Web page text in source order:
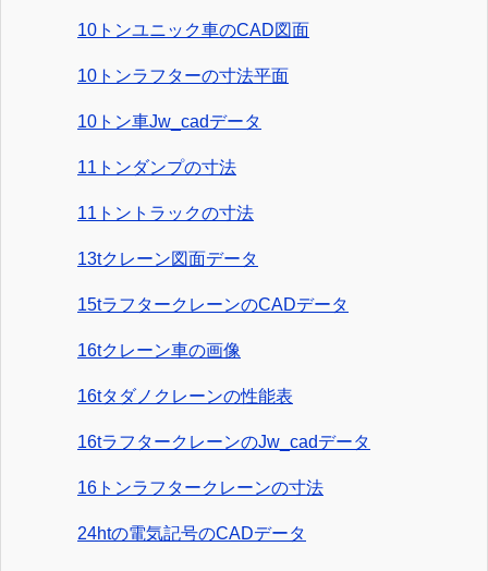
10トンユニック車のCAD図面
10トンラフターの寸法平面
10トン車Jw_cadデータ
11トンダンプの寸法
11トントラックの寸法
13tクレーン図面データ
15tラフタークレーンのCADデータ
16tクレーン車の画像
16tタダノクレーンの性能表
16tラフタークレーンのJw_cadデータ
16トンラフタークレーンの寸法
24htの電気記号のCADデータ